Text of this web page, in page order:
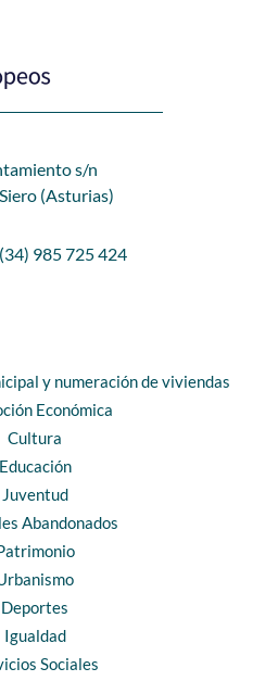
s/n
(Asturias)
985 725 424
y numeración de viviendas
Económica
Cultura
Educación
Juventud
Abandonados
Deportes
Igualdad
Sociales